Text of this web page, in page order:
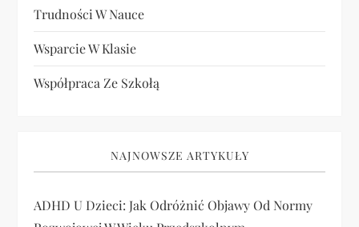
Trudności W Nauce
Wsparcie W Klasie
Współpraca Ze Szkołą
NAJNOWSZE ARTYKUŁY
ADHD U Dzieci: Jak Odróżnić Objawy Od Normy